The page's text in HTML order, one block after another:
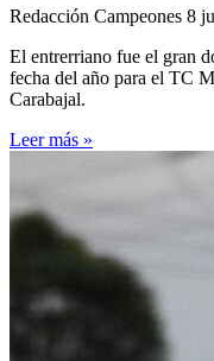
Redacción Campeones 8
El entrerriano fue el gran
fecha del año para el TC
Carabajal.
Leer más »